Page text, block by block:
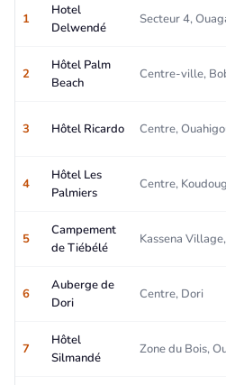
1
Hotel
Delwendé
Secteur 4,
2
Hôtel Palm
Beach
Centre-ville,
3 Hôtel Ricardo Centre,
4
Hôtel Les
Palmiers
Centre,
5
Campement
de Tiébélé
Kassena
6
Auberge de
Dori
Centre, Dori
7
Hôtel
Silmandé
Zone du Bois,